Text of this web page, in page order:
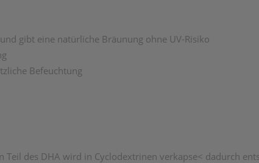
gibt eine natürliche Bräunung ohne UV-Risiko
Befeuchtung
des DHA wird in Cyclodextrinen verkapse< dadurch